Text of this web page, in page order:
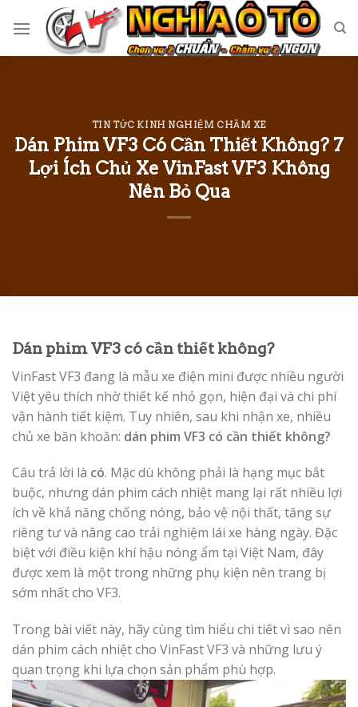
TIN TỨC KINH NGHIỆM CHĂM XE
Dán Phim VF3 Có Cần Thiết Không? 7
Lợi Ích Chủ Xe VinFast VF3 Không
Nên Bỏ Qua
Dán phim VF3 có cần thiết không?
VinFast VF3 đang là mẫu xe điện mini được nhiều người
Việt yêu thích nhờ thiết kế nhỏ gọn, hiện đại và chi phí
vận hành tiết kiệm. Tuy nhiên, sau khi nhận xe, nhiều
chủ xe băn khoăn: dán phim VF3 có cần thiết không?
Câu trả lời là có. Mặc dù không phải là hạng mục bắt
buộc, nhưng dán phim cách nhiệt mang lại rất nhiều lợi
ích về khả năng chống nóng, bảo vệ nội thất, tăng sự
riêng tư và nâng cao trải nghiệm lái xe hàng ngày. Đặc
biệt với điều kiện khí hậu nóng ẩm tại Việt Nam, đây
được xem là một trong những phụ kiện nên trang bị
sớm nhất cho VF3.
Trong bài viết này, hãy cùng tìm hiểu chi tiết vì sao nên
dán phim cách nhiệt cho VinFast VF3 và những lưu ý
quan trọng khi lựa chọn sản phẩm phù hợp.